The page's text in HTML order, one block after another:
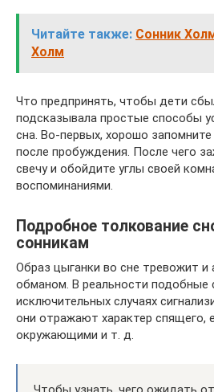
Читайте также: Сонник
Холм
Что предпринять, чтобы дети
подсказывала простые способы
сна. Во-первых, хорошо
после пробуждения. После чего
свечу и обойдите углы своей
воспоминаниями.
Подробное толкование
сонникам
Образ цыганки во сне тревожит и
обманом. В реальности подобные
исключительных случаях
они отражают характер спящего,
окружающими и т. д.